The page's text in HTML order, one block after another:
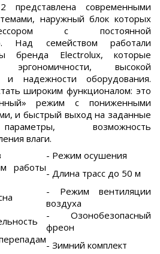
современными
наружный блок которых
с постоянной
Над семейством работали
бренда Electrolux, которые
высокой
и надежности оборудования.
широким функционалом: это
режим с пониженными
и быстрый выход на заданные
возможность
влаги.
- Режим осушения
работы- Длина трасс до 50 м
- Режим вентиляции
воздуха
- Озонобезопасный
фреон
- Зимний комплект